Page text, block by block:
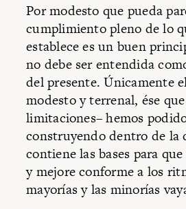
Por modesto que pueda
cumplimiento pleno de lo
establece es un buen
no debe ser entendida
del presente. Únicamente
modesto y terrenal, ése
limitaciones– hemos
construyendo dentro de la
contiene las bases para
y mejore conforme a los
mayorías y las minorías